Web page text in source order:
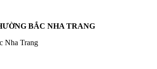
BẮC NHA TRANG
Nha Trang